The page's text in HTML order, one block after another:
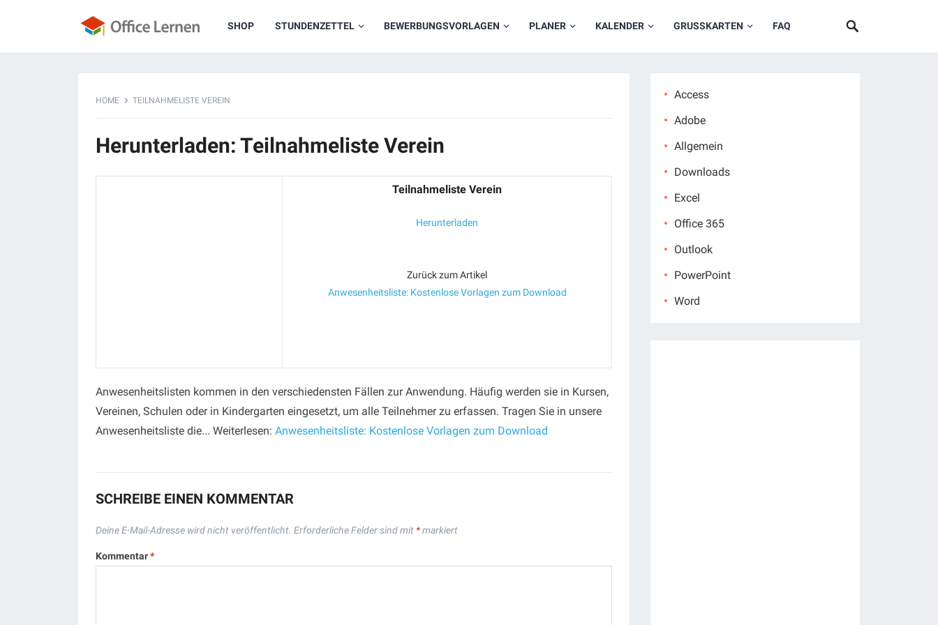
SHOP STUNDENZETTEL BEWERBUNGSVORLAGEN PLANER KALENDER GRUSSKARTEN FAQ
HOME TEILNAHMELISTE VEREIN
Herunterladen: Teilnahmeliste Verein
Teilnahmeliste Verein
Herunterladen
Zurück zum Artikel
Anwesenheitsliste: Kostenlose Vorlagen zum Download
Anwesenheitslisten kommen in den verschiedensten Fällen zur Anwendung. Häufig werden sie in Kursen,
Vereinen, Schulen oder in Kindergarten eingesetzt, um alle Teilnehmer zu erfassen. Tragen Sie in unsere
Anwesenheitsliste die... Weiterlesen: Anwesenheitsliste: Kostenlose Vorlagen zum Download
SCHREIBE EINEN KOMMENTAR
Deine E-Mail-Adresse wird nicht veröffentlicht. Erforderliche Felder sind mit *markiert
Kommentar*
Access
Adobe
Allgemein
Downloads
Excel
Office 365
Outlook
PowerPoint
Word